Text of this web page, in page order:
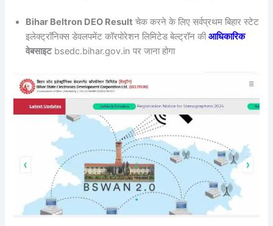
Bihar Beltron DEO Result चेक करने के लिए सर्वप्रथम बिहार स्टेट
इलेक्ट्रॉनिक्स डेवलपमेंट कॉरपोरेशन लिमिटेड बेल्ट्रॉन कीआधिकारिक
वेबसाइटbsedc.bihar.gov.in पर जाना होगा